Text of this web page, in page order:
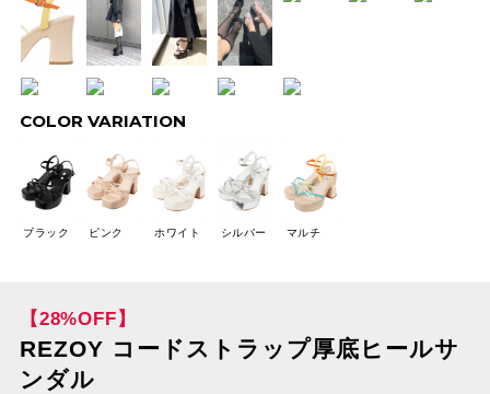
COLOR VARIATION
ブラック ピンク ホワイト シルバー マルチ
【28%OFF】
REZOY コードストラップ厚底ヒールサ
ンダル